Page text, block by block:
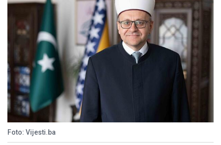
Foto: Vijesti.ba